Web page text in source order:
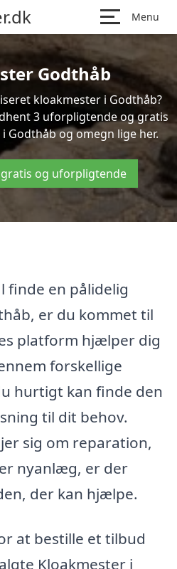
Menu
Godthåb
kloakmester i Godthåb?
3 uforpligtende og gratis
og omegn lige her.
og uforpligtende
finde en pålidelig
er du kommet til
platform hjælper dig
forskellige
hurtigt kan finde den
til dit behov.
sig om reparation,
nyanlæg, er der
der kan hjælpe.
at bestille et tilbud
Kloakmester i